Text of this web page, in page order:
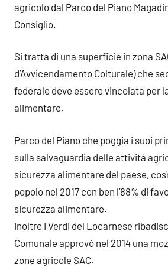
agricolo dal Parco del Piano
Consiglio.
Si tratta di una superficie in zona
d’Avvicendamento Colturale) che
federale deve essere vincolata per
alimentare.
Parco del Piano che poggia i suoi
sulla salvaguardia delle attività
sicurezza alimentare del paese,
popolo nel 2017 con ben l’88% di
sicurezza alimentare.
Inoltre I Verdi del Locarnese
Comunale approvò nel 2014 una
zone agricole SAC.